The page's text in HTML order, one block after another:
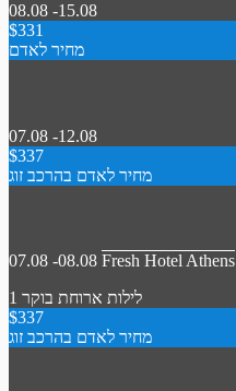
08.08 -15.08
$331
מחיר לאדם
07.08 -12.08
$337
מחיר לאדם בהרכב זוג
07.08 -08.08 Fresh Hotel Athens
1 לילות ארוחת בוקר
$337
מחיר לאדם בהרכב זוג